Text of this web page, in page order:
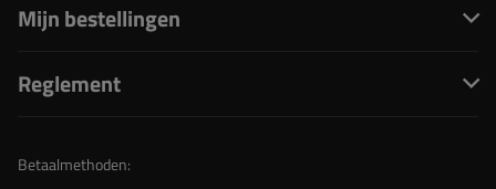
Mijn bestellingen
Reglement
Betaalmethoden: